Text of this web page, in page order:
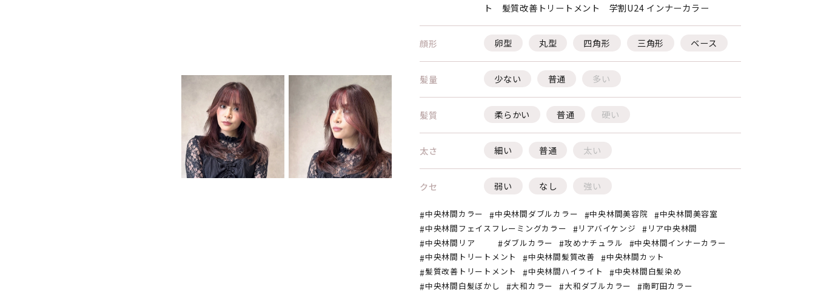
ト 髪質改善トリートメント 学割U24 インナーカラー
顔形 卵型 丸型 四角形 三角形 ベース
髪量 少ない 普通 多い
髪質 柔らかい 普通 硬い
太さ 細い 普通 太い
クセ 弱い なし 強い
中央林間カラー 中央林間ダブルカラー 中央林間美容院
中央林間美容室
中央林間フェイスフレーミングカラー
リアバイケンジ
リア中央林間
中央林間リア
ダブルカラー 攻めナチュラル
中央林間インナーカラー
中央林間トリートメント
中央林間髪質改善
中央林間カット
髪質改善トリートメント
中央林間ハイライト
中央林間白髪染め
中央林間白髪ぼかし
大和カラー 大和ダブルカラー
南町田カラー